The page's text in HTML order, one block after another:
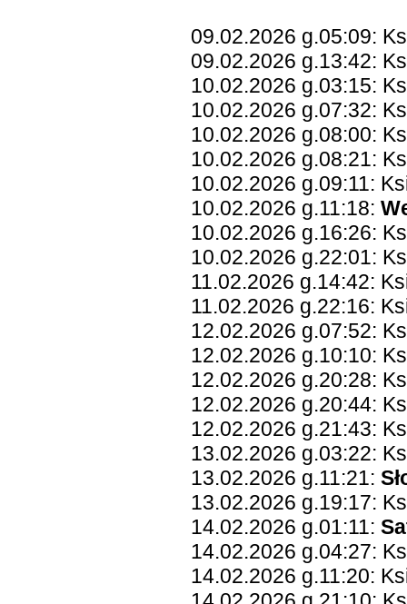
09.02.2026 g.05:09:
09.02.2026 g.13:42:
10.02.2026 g.03:15:
10.02.2026 g.07:32:
10.02.2026 g.08:00:
10.02.2026 g.08:21:
10.02.2026 g.09:11:
10.02.2026 g.11:18:
10.02.2026 g.16:26:
10.02.2026 g.22:01:
11.02.2026 g.14:42:
11.02.2026 g.22:16:
12.02.2026 g.07:52:
12.02.2026 g.10:10:
12.02.2026 g.20:28:
12.02.2026 g.20:44:
12.02.2026 g.21:43:
13.02.2026 g.03:22:
13.02.2026 g.11:21:
13.02.2026 g.19:17:
14.02.2026 g.01:11:
14.02.2026 g.04:27:
14.02.2026 g.11:20: